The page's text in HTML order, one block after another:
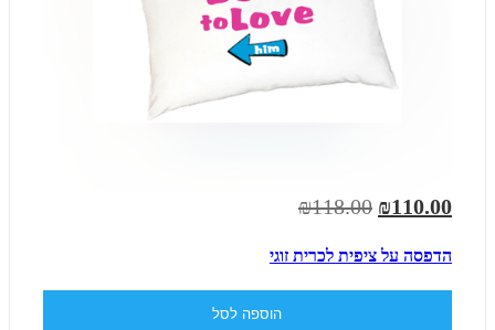
₪110.00
₪118.00
הדפסה על ציפית לכרית זוגי
הוספה לסל